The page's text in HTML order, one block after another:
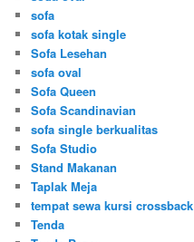
sofa
sofa kotak single
Sofa Lesehan
sofa oval
Sofa Queen
Sofa Scandinavian
sofa single berkualitas
Sofa Studio
Stand Makanan
Taplak Meja
tempat sewa kursi crossback
Tenda